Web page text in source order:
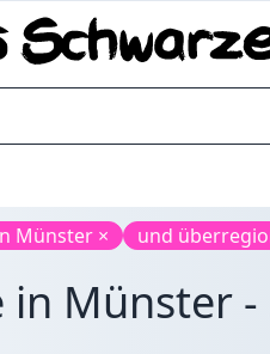
Münster × und
Münster -